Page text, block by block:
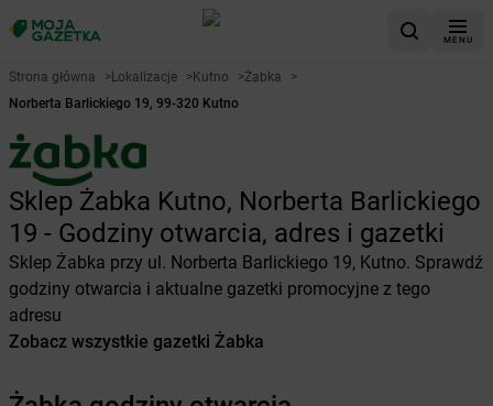
MENU
Strona główna >Lokalizacje >Kutno >Żabka
>
Norberta Barlickiego 19, 99-320 Kutno
Sklep Żabka Kutno, Norberta Barlickiego
19 - Godziny otwarcia, adres i gazetki
Sklep Żabka przy ul. Norberta Barlickiego 19, Kutno. Sprawdź
godziny otwarcia i aktualne gazetki promocyjne z tego
adresu
Zobacz wszystkie gazetki Żabka